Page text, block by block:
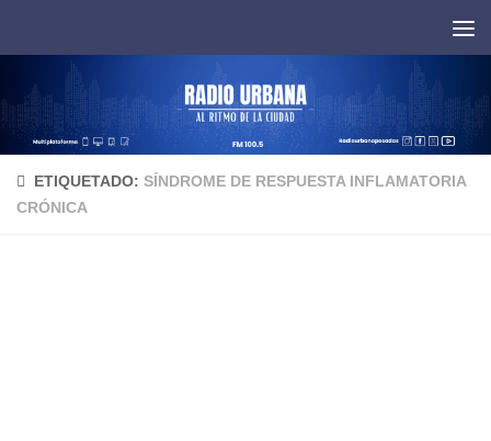
ETIQUETADO: SÍNDROME DE RESPUESTA INFLAMATORIA
CRÓNICA